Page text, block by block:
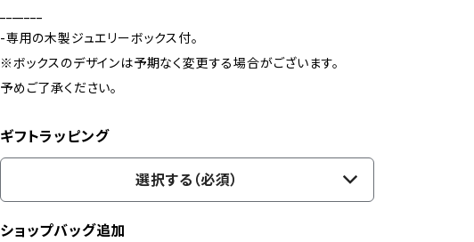
-専用の木製ジュエリーボックス付。
※ボックスのデザインは予期なく変更する場合がございます。
予めご了承ください。
ギフトラッピング
選択する（必須）
ショップバッグ追加